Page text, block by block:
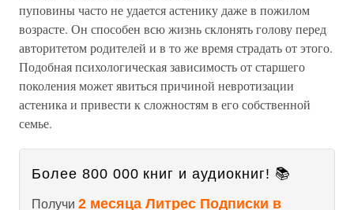
пуповины часто не удается астенику даже в пожилом
возрасте. Он способен всю жизнь склонять голову перед
авторитетом родителей и в то же время страдать от этого.
Подобная психологическая зависимость от старшего
поколения может явиться причиной невротизации
астеника и привести к сложностям в его собственной
семье.
Более 800 000 книг и аудиокниг! 📚
Получи 2 месяца Литрес Подписки в